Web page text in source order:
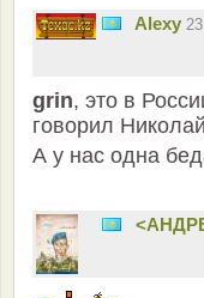
Alexy
grin, это в
говорил
А у нас одна